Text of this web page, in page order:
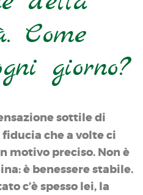
Come
giorno?
sottile di
che a volte ci
motivo preciso. Non è
è benessere stabile.
c’è spesso lei, la